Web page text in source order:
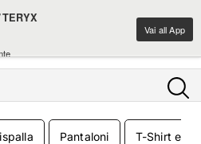
Vai all App
parla italiano
Pantaloni T-Shirt e